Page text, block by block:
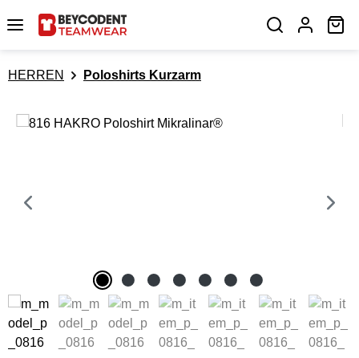
Zum Hauptinhalt springen
HERREN Poloshirts Kurzarm
Bildergalerie überspringen